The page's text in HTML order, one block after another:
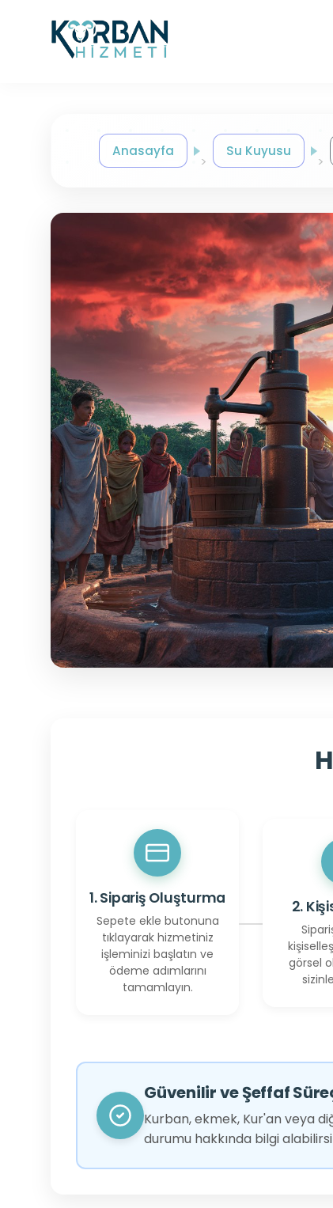
Anasayfa Su Kuyusu
1. Sipariş Oluşturma
Sepete ekle butonuna
tıklayarak hizmetiniz
işleminizi başlatın ve
ödeme adımlarını
tamamlayın.
2.
görsel
Güvenilir ve Şeffaf
Kurban, ekmek, Kur'an veya
durumu hakkında bilgi